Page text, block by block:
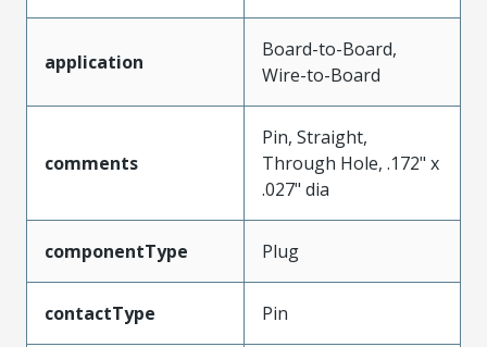
application
Board-to-Board,
Wire-to-Board
comments
Pin, Straight,
Through Hole, .172" x
.027" dia
componentType Plug
contactType Pin